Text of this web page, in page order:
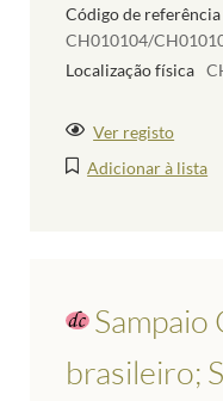
Código de referência
CH010104/
Localização física
Ver registo
Adicionar à lista
Sampaio
brasileiro;